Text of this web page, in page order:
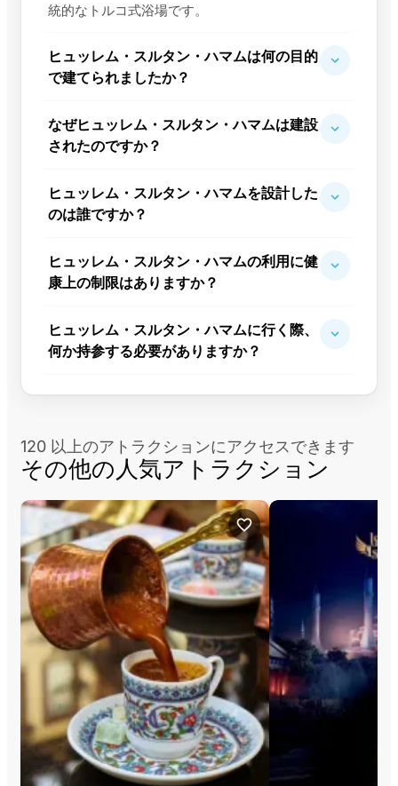
統的なトルコ式浴場です。
ヒュッレム・スルタン・ハマムは何の目的
で建てられましたか？
なぜヒュッレム・スルタン・ハマムは建設
されたのですか？
ヒュッレム・スルタン・ハマムを設計した
のは誰ですか？
ヒュッレム・スルタン・ハマムの利用に健
康上の制限はありますか？
ヒュッレム・スルタン・ハマムに行く際、
何か持参する必要がありますか？
120 以上のアトラクションにアクセスできます
その他の人気アトラクション